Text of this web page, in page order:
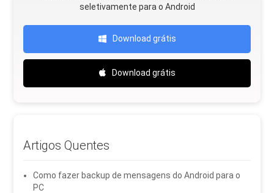
seletivamente para o Android
Download grátis
Download grátis
Artigos Quentes
Como fazer backup de mensagens do Android para o
PC